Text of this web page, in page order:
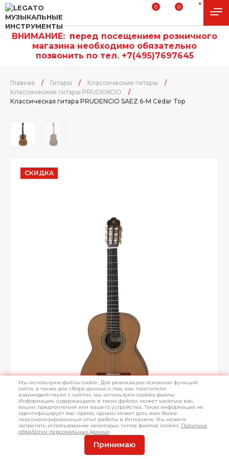
0 0
ВНИМАНИЕ: перед посещением розничного
магазина необходимо обязательно
позвонить по тел. +7(495)7697645
Главная / Гитары / Классические гитары
/
Классические гитары PRUDENCIO
/
Классическая гитара PRUDENCIO SAEZ 6-M Cedar Top
СКИДКА
Мы используем файлы cookie. Для реализации основных функций
сайта, а также для сбора данных о том, как посетители
взаимодействуют с сайтом, мы используем cookies-файлы.
Информация, содержащаяся в таких файлах, может касаться вас,
ваших предпочтений или вашего устройства. Такая информация не
идентифицирует вас прямо, однако может дать вам более
персонализированный опыт работы в Интернете. Вы можете
запретить использование некоторых типов файлов cookies. Политика
обработки персональных данных
Принимаю